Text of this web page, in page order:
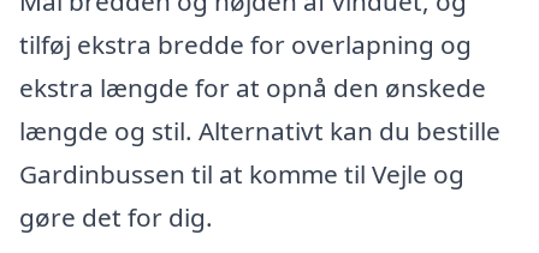
tilføj ekstra bredde for overlapning og
ekstra længde for at opnå den ønskede
længde og stil. Alternativt kan du bestille
Gardinbussen til at komme til Vejle og
gøre det for dig.